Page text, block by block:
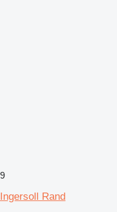
9
Ingersoll Rand